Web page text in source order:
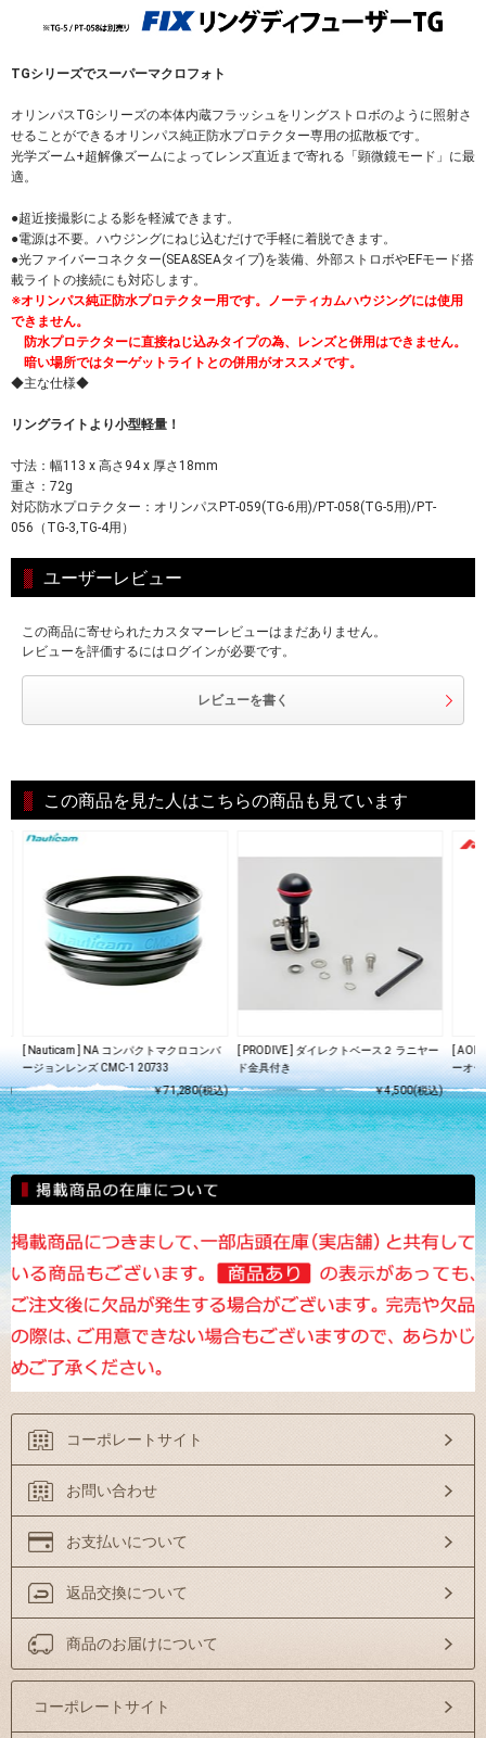
TGシリーズでスーパーマクロフォト
オリンパスTGシリーズの本体内蔵フラッシュをリングストロボのように照射さ
せることができるオリンパス純正防水プロテクター専用の拡散板です。
光学ズーム+超解像ズームによってレンズ直近まで寄れる「顕微鏡モード」に最
適。
●超近接撮影による影を軽減できます。
●電源は不要。ハウジングにねじ込むだけで手軽に着脱できます。
●光ファイバーコネクター(SEA&SEAタイプ)を装備、外部ストロボやEFモード搭
載ライトの接続にも対応します。
※オリンパス純正防水プロテクター用です。ノーティカムハウジングには使用
できません。
防水プロテクターに直接ねじ込みタイプの為、レンズと併用はできません。
暗い場所ではターゲットライトとの併用がオススメです。
◆主な仕様◆
リングライトより小型軽量！
寸法：幅113 x 高さ94 x 厚さ18mm
重さ：72g
対応防水プロテクター：オリンパスPT-059(TG-6用)/PT-058(TG-5用)/PT-
056（TG-3,TG-4用）
ユーザーレビュー
この商品に寄せられたカスタマーレビューはまだありません。
レビューを評価するにはログインが必要です。
レビューを書く
この商品を見た人はこちらの商品も見ています
)
[ Nauticam ] NA コンパクトマクロコンバ
ージョンレンズ CMC-1 20733
￥71,280(税込)
[ PRODIVE ] ダイレクトベース２ ラニヤー
ド金具付き
￥4,500(税込)
[ AOI
ーオ
コーポレートサイト
お問い合わせ
お支払いについて
返品交換について
商品のお届けについて
コーポレートサイト